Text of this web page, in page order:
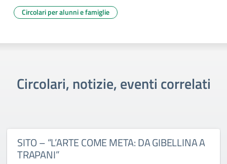
Circolari per alunni e famiglie
Circolari, notizie, eventi correlati
SITO – “L’ARTE COME META: DA GIBELLINA A
TRAPANI”